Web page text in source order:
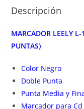
Descripción
MARCADOR LEELY
PUNTAS)
Color Negro
Doble Punta
Punta Media y
Marcador para